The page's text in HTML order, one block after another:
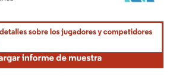
El uso requiere atribución según CC BY 4.0.